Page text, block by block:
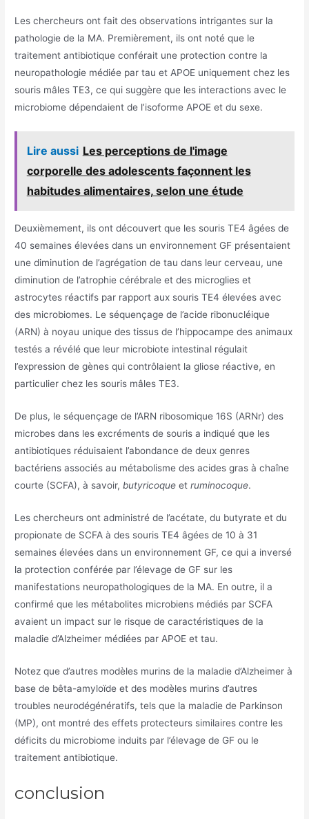
Les chercheurs ont fait des observations intrigantes sur la
pathologie de la MA. Premièrement, ils ont noté que le
traitement antibiotique conférait une protection contre la
neuropathologie médiée par tau et APOE uniquement chez les
souris mâles TE3, ce qui suggère que les interactions avec le
microbiome dépendaient de l’isoforme APOE et du sexe.
Lire aussi Les perceptions de l'image
corporelle des adolescents façonnent les
habitudes alimentaires, selon une étude
Deuxièmement, ils ont découvert que les souris TE4 âgées de
40 semaines élevées dans un environnement GF présentaient
une diminution de l’agrégation de tau dans leur cerveau, une
diminution de l’atrophie cérébrale et des microglies et
astrocytes réactifs par rapport aux souris TE4 élevées avec
des microbiomes. Le séquençage de l’acide ribonucléique
(ARN) à noyau unique des tissus de l’hippocampe des animaux
testés a révélé que leur microbiote intestinal régulait
l’expression de gènes qui contrôlaient la gliose réactive, en
particulier chez les souris mâles TE3.
De plus, le séquençage de l’ARN ribosomique 16S (ARNr) des
microbes dans les excréments de souris a indiqué que les
antibiotiques réduisaient l’abondance de deux genres
bactériens associés au métabolisme des acides gras à chaîne
courte (SCFA), à savoir,butyricoque etruminocoque.
Les chercheurs ont administré de l’acétate, du butyrate et du
propionate de SCFA à des souris TE4 âgées de 10 à 31
semaines élevées dans un environnement GF, ce qui a inversé
la protection conférée par l’élevage de GF sur les
manifestations neuropathologiques de la MA. En outre, il a
confirmé que les métabolites microbiens médiés par SCFA
avaient un impact sur le risque de caractéristiques de la
maladie d’Alzheimer médiées par APOE et tau.
Notez que d’autres modèles murins de la maladie d’Alzheimer à
base de bêta-amyloïde et des modèles murins d’autres
troubles neurodégénératifs, tels que la maladie de Parkinson
(MP), ont montré des effets protecteurs similaires contre les
déficits du microbiome induits par l’élevage de GF ou le
traitement antibiotique.
conclusion